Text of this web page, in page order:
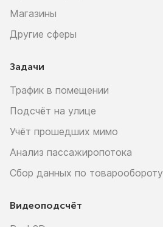
Магазины
Другие сферы
Задачи
Трафик в помещении
Подсчёт на улице
Учёт прошедших мимо
Анализ пассажиропотока
Сбор данных по товарообороту
Видеоподсчёт